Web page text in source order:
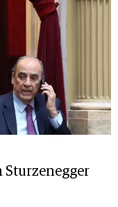
Sturzenegger